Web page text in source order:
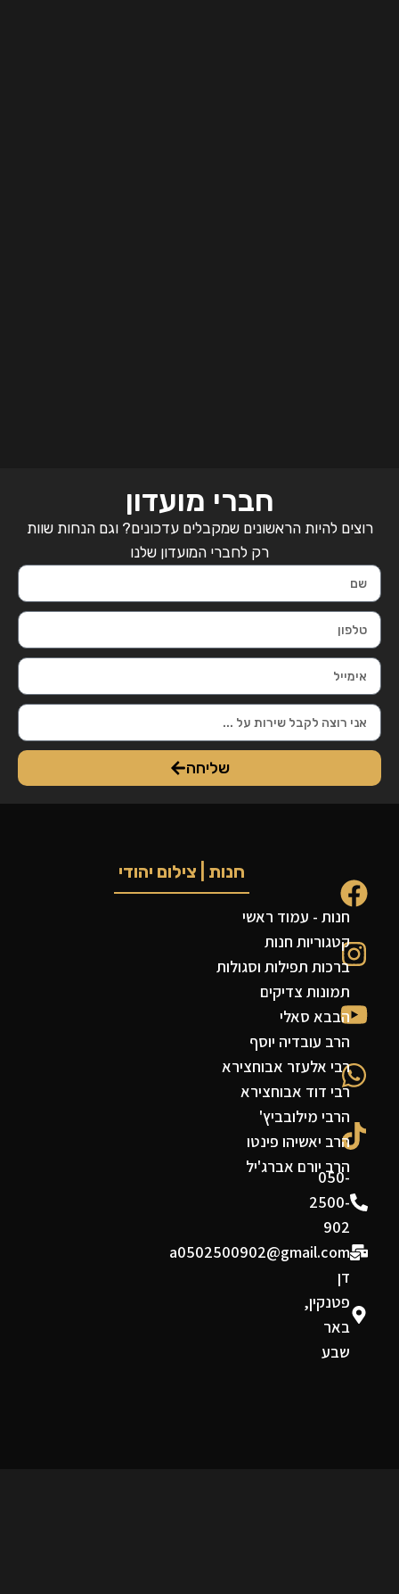
חברי מועדון
רוצים להיות הראשונים שמקבלים עדכונים? וגם הנחות שוות
רק לחברי המועדון שלנו
שליחה
050-
2500-
902
a0502500902@gmail.com
דן
פטנקין,
באר
שבע
חנות | צילום יהודי
חנות - עמוד ראשי
קטגוריות חנות
ברכות תפילות וסגולות
תמונות צדיקים
הבבא סאלי
הרב עובדיה יוסף
רבי אלעזר אבוחצירא
רבי דוד אבוחצירא
הרבי מילובביץ'
הרב יאשיהו פינטו
הרב יורם אברג'יל